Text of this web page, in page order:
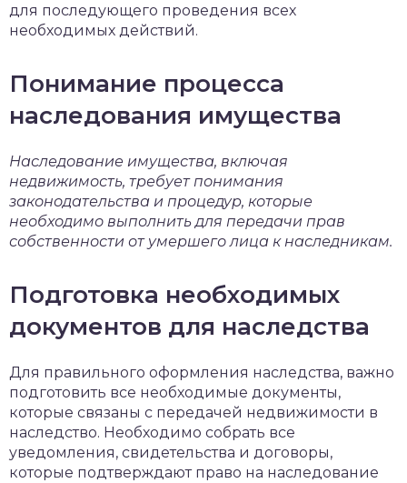
для последующего проведения всех
необходимых действий.
Понимание процесса
наследования имущества
Наследование имущества, включая
недвижимость, требует понимания
законодательства и процедур, которые
необходимо выполнить для передачи прав
собственности от умершего лица к наследникам.
Подготовка необходимых
документов для наследства
Для правильного оформления наследства, важно
подготовить все необходимые документы,
которые связаны с передачей недвижимости в
наследство. Необходимо собрать все
уведомления, свидетельства и договоры,
которые подтверждают право на наследование